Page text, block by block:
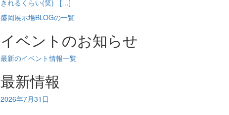
きれるくらい(笑) […]
盛岡展示場BLOGの一覧
イベントのお知らせ
最新のイベント情報一覧
最新情報
2026年7月31日